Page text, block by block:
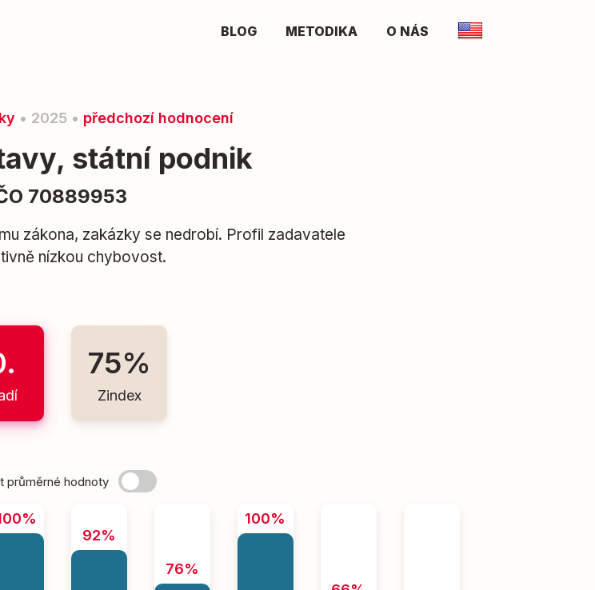
BLOG METODIKA O NÁS
• 2025 • předchozí hodnocení
státní podnik
70889953
zákona, zakázky se nedrobí. Profil zadavatele
nízkou chybovost.
75%
Zindex
průměrné hodnoty
92%
76%
100%